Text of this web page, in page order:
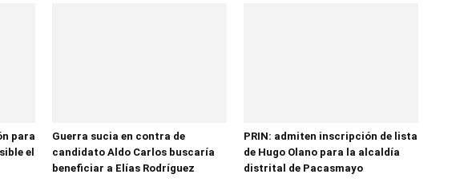
para
el
Guerra sucia en contra de
candidato Aldo Carlos buscaría
beneficiar a Elías Rodríguez
PRIN: admiten inscripción de lista
de Hugo Olano para la alcaldía
distrital de Pacasmayo